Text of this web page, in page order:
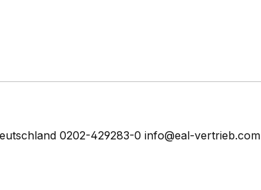
0202-429283-0 info@eal-vertrieb.com